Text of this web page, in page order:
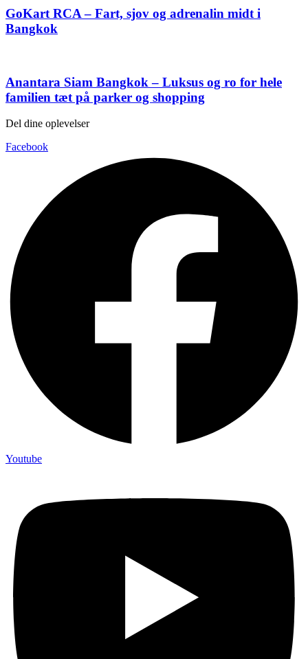
GoKart RCA – Fart, sjov og adrenalin midt i
Bangkok
Anantara Siam Bangkok – Luksus og ro for hele
familien tæt på parker og shopping
Del dine oplevelser
Facebook
Youtube